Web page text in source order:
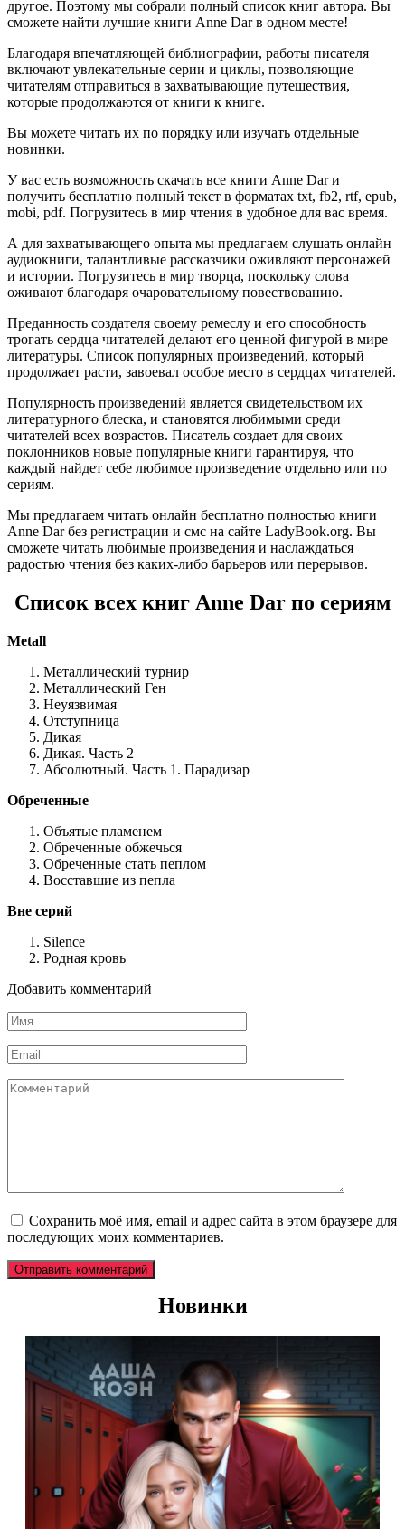
другое. Поэтому мы собрали полный список книг автора. Вы
сможете найти лучшие книги Anne Dar в одном месте!
Благодаря впечатляющей библиографии, работы писателя
включают увлекательные серии и циклы, позволяющие
читателям отправиться в захватывающие путешествия,
которые продолжаются от книги к книге.
Вы можете читать их по порядку или изучать отдельные
новинки.
У вас есть возможность скачать все книги Anne Dar и
получить бесплатно полный текст в форматах txt, fb2, rtf, epub,
mobi, pdf. Погрузитесь в мир чтения в удобное для вас время.
А для захватывающего опыта мы предлагаем слушать онлайн
аудиокниги, талантливые рассказчики оживляют персонажей
и истории. Погрузитесь в мир творца, поскольку слова
оживают благодаря очаровательному повествованию.
Преданность создателя своему ремеслу и его способность
трогать сердца читателей делают его ценной фигурой в мире
литературы. Список популярных произведений, который
продолжает расти, завоевал особое место в сердцах читателей.
Популярность произведений является свидетельством их
литературного блеска, и становятся любимыми среди
читателей всех возрастов. Писатель создает для своих
поклонников новые популярные книги гарантируя, что
каждый найдет себе любимое произведение отдельно или по
сериям.
Мы предлагаем читать онлайн бесплатно полностью книги
Anne Dar без регистрации и смс на сайте LadyBook.org. Вы
сможете читать любимые произведения и наслаждаться
радостью чтения без каких-либо барьеров или перерывов.
Список всех книг Anne Dar по сериям
Metall
Металлический турнир
Металлический Ген
Неуязвимая
Отступница
Дикая
Дикая. Часть 2
Абсолютный. Часть 1. Парадизар
Обреченные
Объятые пламенем
Обреченные обжечься
Обреченные стать пеплом
Восставшие из пепла
Вне серий
Silence
Родная кровь
Добавить комментарий
Имя
*
Email
*
Комментарий
Сохранить моё имя, email и адрес сайта в этом браузере для
последующих моих комментариев.
Новинки